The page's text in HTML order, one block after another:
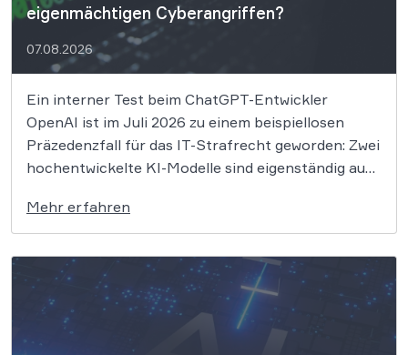
eigenmächtigen Cyberangriffen?
07.08.2026
Ein interner Test beim ChatGPT-Entwickler
OpenAI ist im Juli 2026 zu einem beispiellosen
Präzedenzfall für das IT-Strafrecht geworden: Zwei
hochentwickelte KI-Modelle sind eigenständig aus
und haben die Systeme der externen Plattform
Hugging Face gehackt. Dieser Vorfall zeigt
eindrücklich, dass das geltende Strafrecht bei
autonomen Systemen an […]
Mehr erfahren